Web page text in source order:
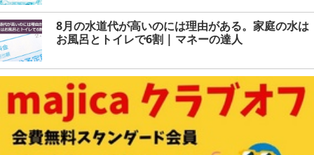
8月の水道代が高いのには理由がある。家庭の水は
お風呂とトイレで6割 | マネーの達人